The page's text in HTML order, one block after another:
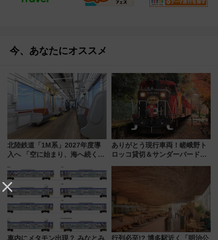
今、あなたにオススメ
北陸鉄道「1M系」2027年度導
入へ 「空に始まり、海へ続く」
神秘的なデザイン
ありがとう現行車両！嵯峨野ト
ロッコ貸切＆サンダーバードレ
ツアー」開催
車内にメタモン出現？ みなとみ 行列必至!? 博多駅近く「明治公